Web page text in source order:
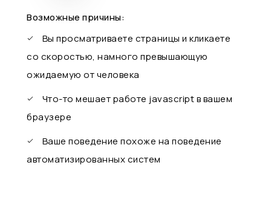
Возможные причины:
Вы просматриваете страницы и кликаете
со скоростью, намного превышающую
ожидаемую от человека
Что-то мешает работе javascript в вашем
браузере
Ваше поведение похоже на поведение
автоматизированных систем